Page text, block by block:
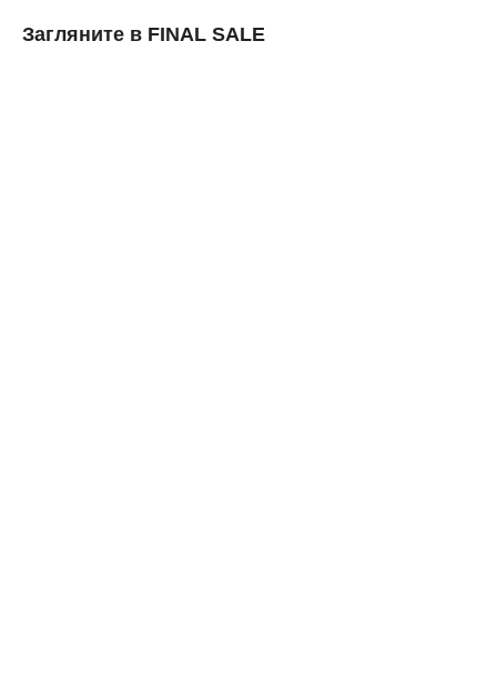
Загляните в FINAL SALE